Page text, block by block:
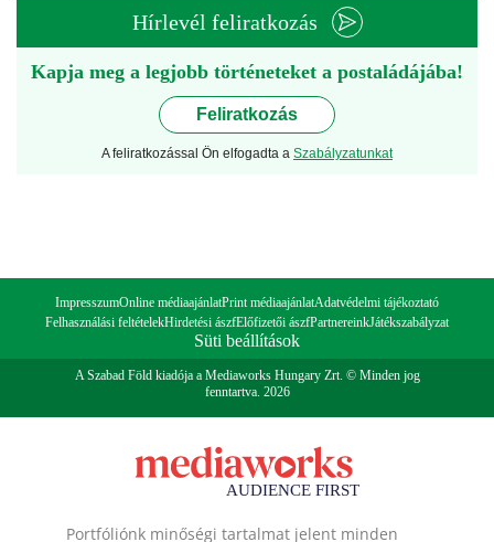
Hírlevél feliratkozás
Kapja meg a legjobb történeteket a postaládájába!
Feliratkozás
A feliratkozással Ön elfogadta a Szabályzatunkat
ImpresszumOnline médiaajánlatPrint médiaajánlatAdatvédelmi tájékoztató
Felhasználási feltételekHirdetési ászfElőfizetői ászfPartnereinkJátékszabályzat
Süti beállítások
A Szabad Föld kiadója a Mediaworks Hungary Zrt. © Minden jog
fenntartva. 2026
Portfóliónk minőségi tartalmat jelent minden